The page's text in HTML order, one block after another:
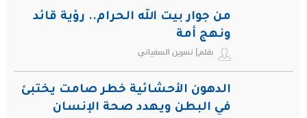
من جوار بيت الله الحرام.. رؤية قائد
ونهج أمة
بقلم| نسرين السفياني
الدهون الأحشائية خطر صامت يختبئ
في البطن ويهدد صحة الإنسان